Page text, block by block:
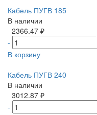
Кабель ПУГВ 185
В наличии
2366.47 ₽
-
В корзину
Кабель ПУГВ 240
В наличии
3012.87 ₽
-